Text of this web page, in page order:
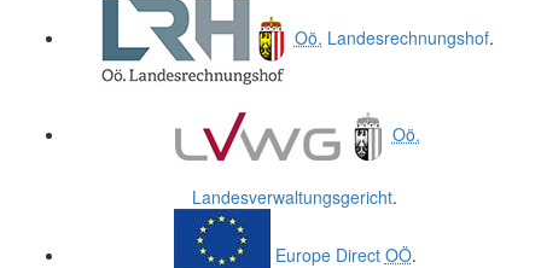
Oö. Landesrechnungshof.
Oö.
Landesverwaltungsgericht.
Europe Direct OÖ.